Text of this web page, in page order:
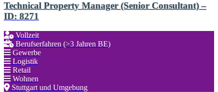
Technical Property Manager (Senior Consultant) –
ID: 8271
Vollzeit
Berufserfahren (>3 Jahren BE)
Gewerbe
Logistik
Retail
Wohnen
Stuttgart und Umgebung